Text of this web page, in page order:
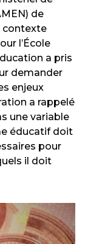
de
contexte
l’École
a pris
demander
enjeux
a rappelé
une variable
éducatif doit
pour
il doit